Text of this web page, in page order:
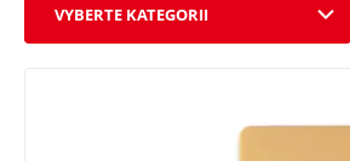
VYBERTE KATEGORII